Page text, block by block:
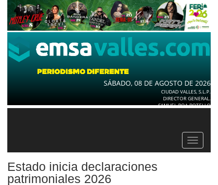
SÁBADO, 08 DE AGOSTO DE 2026
CIUDAD VALLES, S.L.P.
DIRECTOR GENERAL.
SAMUEL ROA BOTELLO
Toggle
Estado inicia declaraciones
patrimoniales 2026